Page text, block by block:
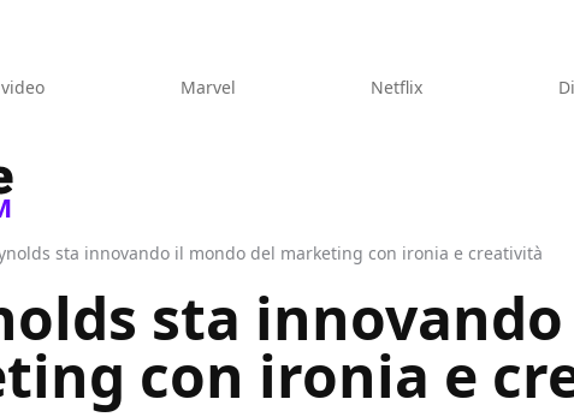
Marvel Netflix
sta innovando il mondo del marketing con ironia e creatività
sta
con ironia e